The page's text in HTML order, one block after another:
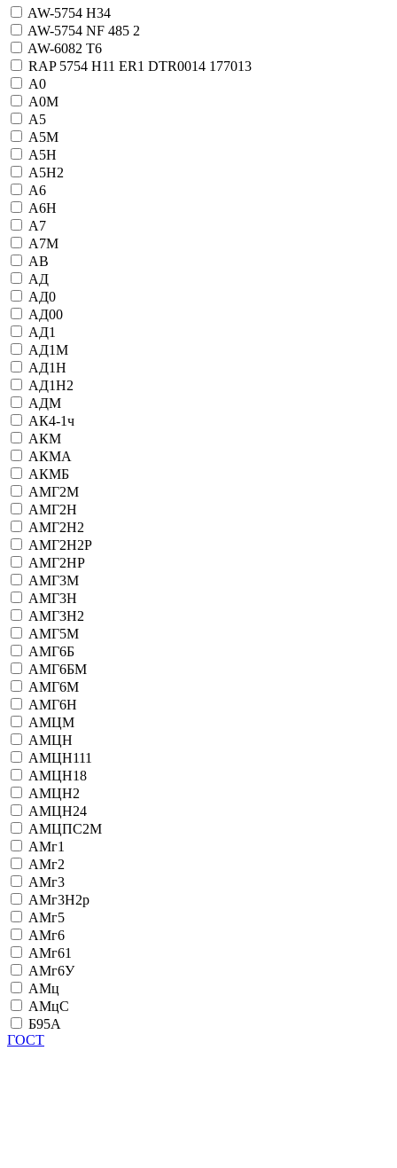
AW-5754 H34
AW-5754 NF 485 2
AW-6082 T6
RAP 5754 H11 ER1 DTR0014 177013
А0
А0М
А5
А5М
А5Н
А5Н2
А6
А6Н
А7
А7М
АВ
АД
АД0
АД00
АД1
АД1М
АД1Н
АД1Н2
АДМ
АК4-1ч
АКМ
АКМА
АКМБ
АМГ2М
АМГ2Н
АМГ2Н2
АМГ2Н2Р
АМГ2НР
АМГ3М
АМГ3Н
АМГ3Н2
АМГ5М
АМГ6Б
АМГ6БМ
АМГ6М
АМГ6Н
АМЦМ
АМЦН
АМЦН111
АМЦН18
АМЦН2
АМЦН24
АМЦПС2М
АМг1
АМг2
АМг3
АМг3Н2р
АМг5
АМг6
АМг61
АМг6У
АМц
АМцС
Б95А
ГОСТ